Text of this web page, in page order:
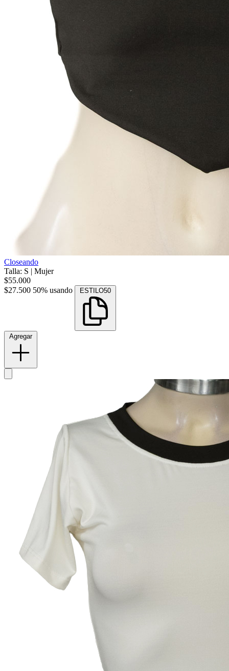
Closeando
Talla: S | Mujer
$55.000
$27.500 50% usando ESTILO50
Agregar